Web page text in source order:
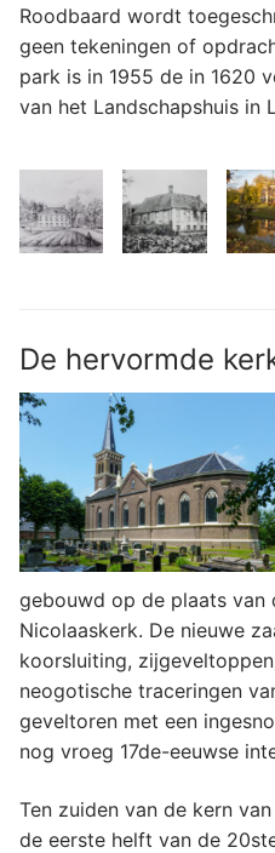
Roodbaard wordt
geen tekeningen of
park is in 1955 de in 1620
van het Landschapshuis in
De hervormde
gebouwd op de plaats van
Nicolaaskerk. De nieuwe
koorsluiting,
neogotische traceringen
geveltoren met een
nog vroeg 17de-eeuwse
Ten zuiden van de kern
de eerste helft van de